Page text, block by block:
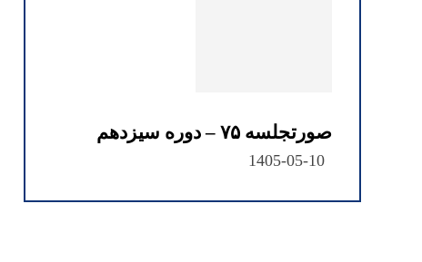
صورتجلسه ۷۵ – دوره سیزدهم
1405-05-10